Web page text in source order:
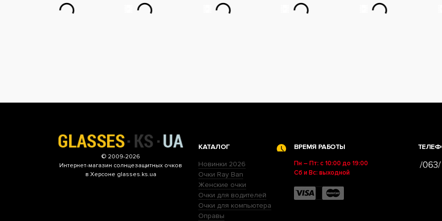
© 2009-2026
Интернет-магазин солнцезащитных очков
в Херсоне glasses.ks.ua
КАТАЛОГ
Новинки 2026
Очки Ray Ban
Женские очки
Очки для водителей
Очки для компьютера
Оправы
ВРЕМЯ РАБОТЫ
Пн – Пт: с 10:00 до 19:00
Сб и Вс: выходной